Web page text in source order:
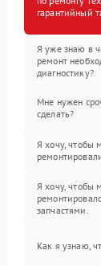
гарантийный
Я уже знаю в
ремонт
диагностику?
Мне нужен
сделать?
Я хочу, чтобы
Я хочу, чтобы
запчастями.
Как я узнаю,